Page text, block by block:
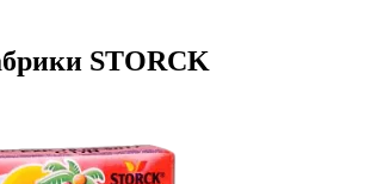
STORCK